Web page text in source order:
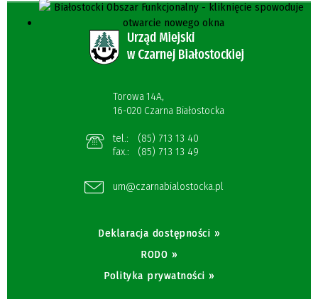
Torowa 14A,
16-020 Czarna Białostocka
tel.:
(85) 713 13 40
fax.:
(85) 713 13 49
um@czarnabialostocka.pl
Deklaracja dostępności »
RODO »
Polityka prywatności »